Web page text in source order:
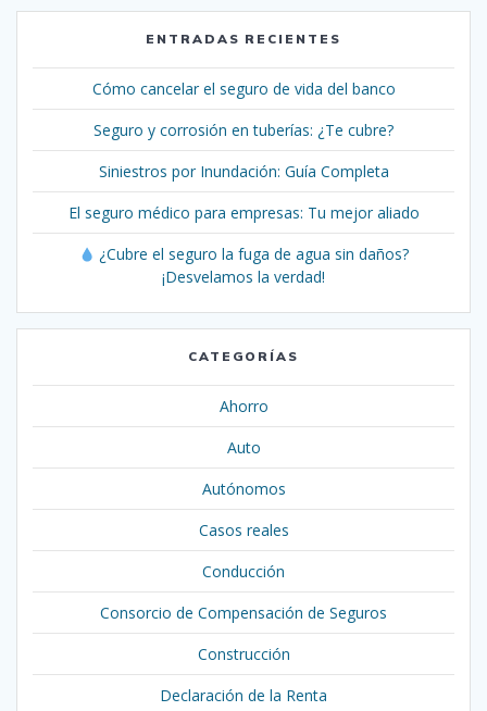
ENTRADAS RECIENTES
Cómo cancelar el seguro de vida del banco
Seguro y corrosión en tuberías: ¿Te cubre?
Siniestros por Inundación: Guía Completa
El seguro médico para empresas: Tu mejor aliado
¿Cubre el seguro la fuga de agua sin daños?
¡Desvelamos la verdad!
CATEGORÍAS
Ahorro
Auto
Autónomos
Casos reales
Conducción
Consorcio de Compensación de Seguros
Construcción
Declaración de la Renta